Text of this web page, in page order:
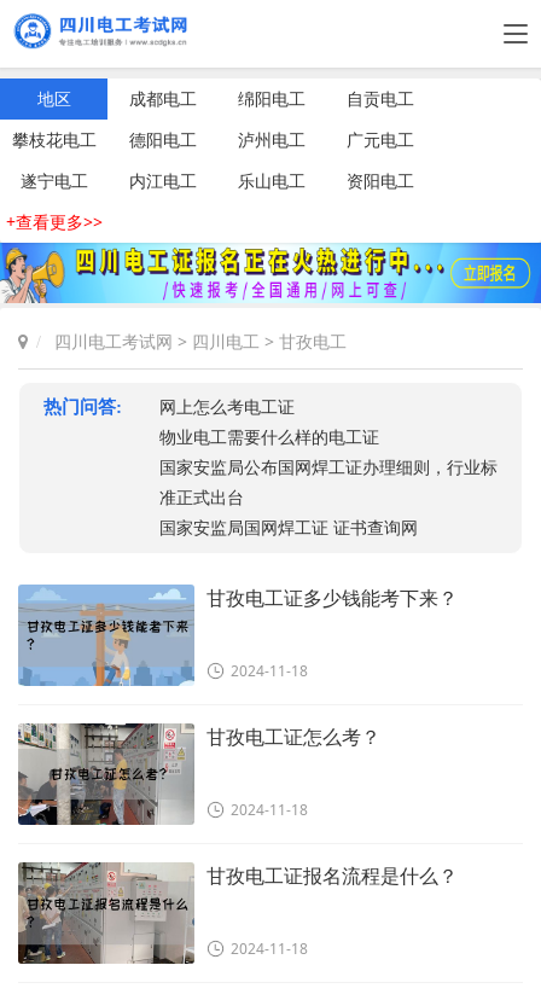
地区 成都电工 绵阳电工
自贡电工
攀枝花电工
德阳电工 泸州电工
广元电工
遂宁电工
内江电工 乐山电工
资阳电工
+查看更多>>
四川电工考试网 > 四川电工 > 甘孜电工
热门问答:
网上怎么考电工证
物业电工需要什么样的电工证
国家安监局公布国网焊工证办理细则，行业标
准正式出台
国家安监局国网焊工证 证书查询网
甘孜电工证多少钱能考下来？
2024-11-18
甘孜电工证怎么考？
2024-11-18
甘孜电工证报名流程是什么？
2024-11-18